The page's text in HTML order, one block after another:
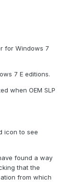
for Windows 7
7 E editions.
when OEM SLP
icon to see
found a way
that the
from which